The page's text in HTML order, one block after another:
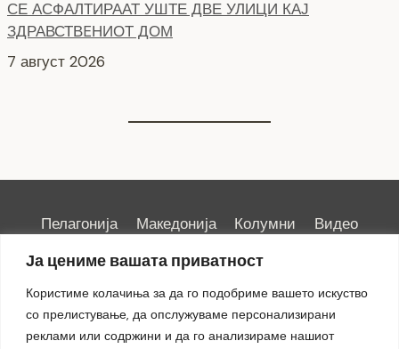
Ја цениме вашата приватност
Користиме колачиња за да го подобриме вашето искуство
со прелистување, да опслужуваме персонализирани
реклами или содржини и да го анализираме нашиот
Пелагонија Македонија Колумни
Видео
Емисии
Култура Здравје
Занимливости
Спорт
ИРИС